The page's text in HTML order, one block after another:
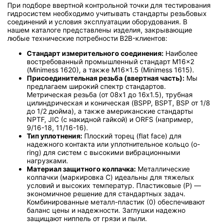
При подборе ввертной контрольной точки для тестирования
гидросистем необходимо учитывать стандарты резьбовых
соединений и условия эксплуатации оборудования. В
нашем каталоге представлены изделия, закрывающие
любые технические потребности B2B-клиентов:
Стандарт измерительного соединения: Наиболее
востребованный промышленный стандарт M16x2
(Minimess 1620), а также M16x1.5 (Minimess 1615).
Присоединительная резьба (ввертная часть): Мы
предлагаем широкий спектр стандартов.
Метрическая резьба (от 08x1 до 16x1.5), трубная
цилиндрическая и коническая (BSPP, BSPT, BSP от 1/8
до 1/2 дюйма), а также американские стандарты
NPTF, JIC (с накидной гайкой) и ORFS (например,
9/16-18, 11/16-16).
Тип уплотнения: Плоский торец (flat face) для
надежного контакта или уплотнительное кольцо (o-
ring) для систем с высокими вибрационными
нагрузками.
Материал защитного колпачка: Металлические
колпачки (маркировка C) идеальны для тяжелых
условий и высоких температур. Пластиковые (P) —
экономичное решение для стандартных задач.
Комбинированные металл-пластик (0) обеспечивают
баланс цены и надежности. Заглушки надежно
защищают ниппель от грязи и пыли.